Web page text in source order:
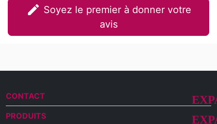
edit
avis
CONTACT
PRODUITS